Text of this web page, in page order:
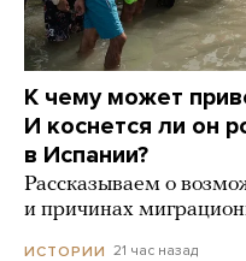
К чему может
И коснется ли он
в Испании?
Рассказываем о
и причинах
ИСТОРИИ 21 час назад